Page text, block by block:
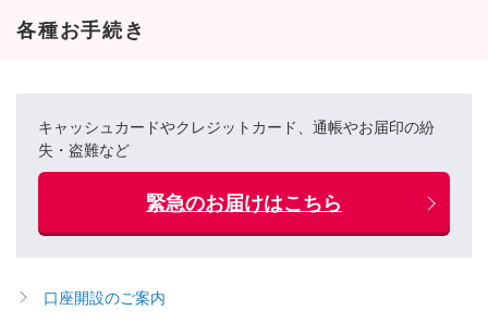
各種お手続き
キャッシュカードやクレジットカード、通帳やお届印の紛
失・盗難など
緊急のお届けはこちら
口座開設のご案内